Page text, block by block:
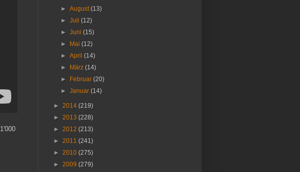
►August(13)
►Juli(12)
►Juni(15)
►
Mai(12)
►April(14)
►
März(14)
►
Februar(20)
►Januar(14)
► 2014 (219)
► 2013 (228)
► 2012 (213)
► 2011 (241)
► 2010 (275)
► 2009 (279)